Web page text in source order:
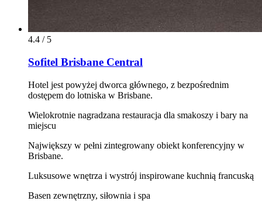
4.4 / 5
Sofitel Brisbane Central
Hotel jest powyżej dworca głównego, z bezpośrednim
dostępem do lotniska w Brisbane.
Wielokrotnie nagradzana restauracja dla smakoszy i bary na
miejscu
Największy w pełni zintegrowany obiekt konferencyjny w
Brisbane.
Luksusowe wnętrza i wystrój inspirowane kuchnią francuską
Basen zewnętrzny, siłownia i spa